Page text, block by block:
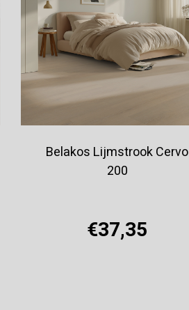
Belakos Lijmstrook Cervo
200
€37,35